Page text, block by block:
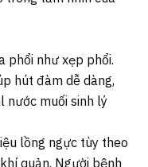
phổi như xẹp phổi.
hút đàm dễ dàng,
nước muối sinh lý
lồng ngực tùy theo
quản. Người bệnh